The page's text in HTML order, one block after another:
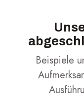
Beispiele